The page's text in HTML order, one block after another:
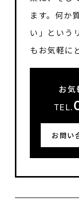
ます。何か
い」という
もお気軽に
お気
TEL.
お問い